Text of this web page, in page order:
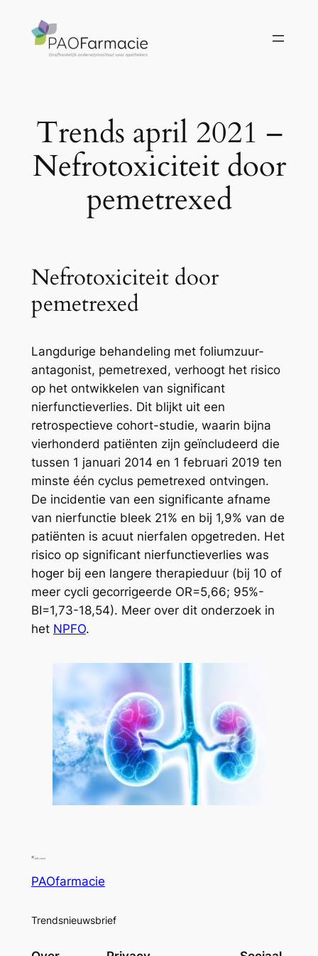
Trends april 2021 –
Nefrotoxiciteit door
pemetrexed
Nefrotoxiciteit door
pemetrexed
Langdurige behandeling met foliumzuur-
antagonist, pemetrexed, verhoogt het risico
op het ontwikkelen van significant
nierfunctieverlies. Dit blijkt uit een
retrospectieve cohort-studie, waarin bijna
vierhonderd patiënten zijn geïncludeerd die
tussen 1 januari 2014 en 1 februari 2019 ten
minste één cyclus pemetrexed ontvingen.
De incidentie van een significante afname
van nierfunctie bleek 21% en bij 1,9% van de
patiënten is acuut nierfalen opgetreden. Het
risico op significant nierfunctieverlies was
hoger bij een langere therapieduur (bij 10 of
meer cycli gecorrigeerde OR=5,66; 95%-
BI=1,73-18,54). Meer over dit onderzoek in
het NPFO.
PAOfarmacie
Trendsnieuwsbrief